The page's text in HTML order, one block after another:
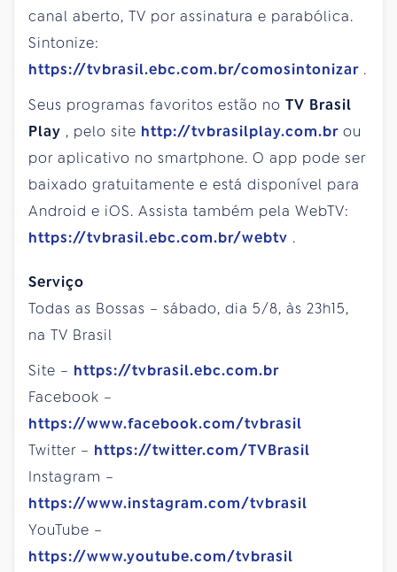
canal aberto, TV por assinatura e parabólica.
Sintonize:
https://tvbrasil.ebc.com.br/comosintonizar .
Seus programas favoritos estão no TV Brasil
Play , pelo site http://tvbrasilplay.com.br ou
por aplicativo no smartphone. O app pode ser
baixado gratuitamente e está disponível para
Android e iOS. Assista também pela WebTV:
https://tvbrasil.ebc.com.br/webtv .
Serviço
Todas as Bossas – sábado, dia 5/8, às 23h15,
na TV Brasil
Site – https://tvbrasil.ebc.com.br
Facebook –
https://www.facebook.com/tvbrasil
Twitter – https://twitter.com/TVBrasil
Instagram –
https://www.instagram.com/tvbrasil
YouTube –
https://www.youtube.com/tvbrasil